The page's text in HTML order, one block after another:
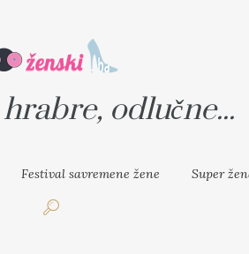
SUPER ŽENA
odlučne...
Festival savremene žene Super